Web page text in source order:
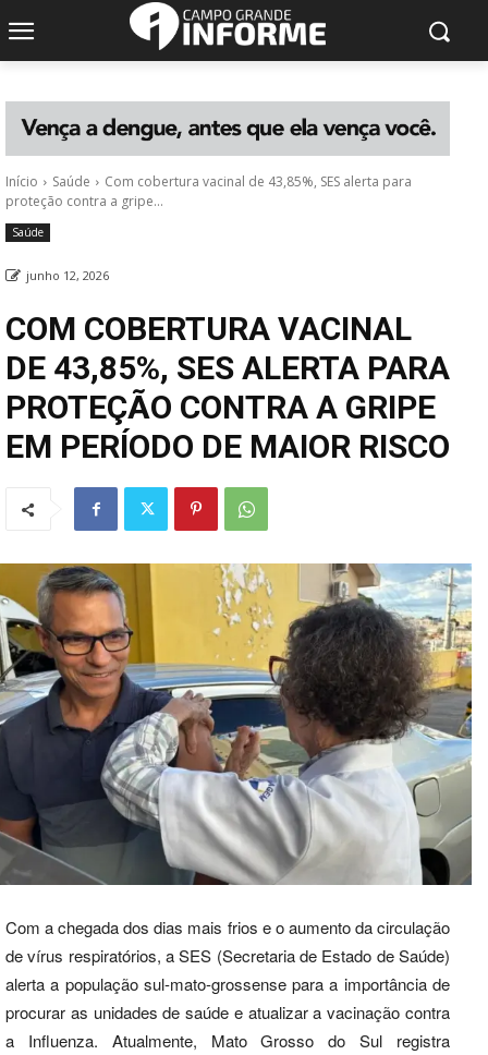
Início Saúde
Com cobertura vacinal de 43,85%, SES alerta para
proteção contra a gripe...
Saúde
junho 12, 2026
COM COBERTURA VACINAL
DE 43,85%, SES ALERTA PARA
PROTEÇÃO CONTRA A GRIPE
EM PERÍODO DE MAIOR RISCO
Com a chegada dos dias mais frios e o aumento da circulação
de vírus respiratórios, a SES (Secretaria de Estado de Saúde)
alerta a população sul-mato-grossense para a importância de
procurar as unidades de saúde e atualizar a vacinação contra
a Influenza. Atualmente, Mato Grosso do Sul registra